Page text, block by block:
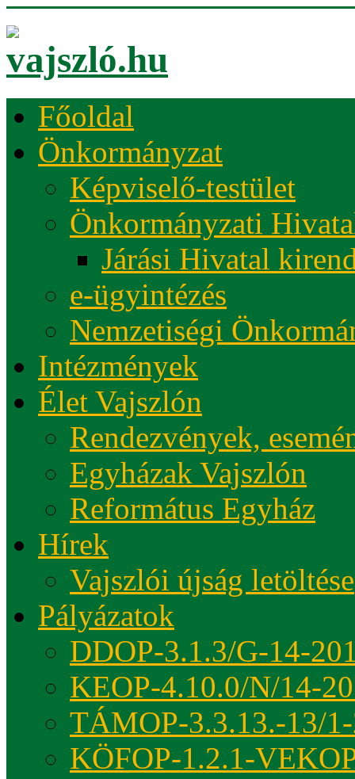
Főoldal
Önkormányzat
Képviselő-testület
Önkormányzati
Járási Hivatal
e-ügyintézés
Nemzetiségi
Intézmények
Élet Vajszlón
Rendezvények,
Egyházak Vajszlón
Református Egyház
Hírek
Vajszlói újság letöltése
Pályázatok
DDOP-3.1.3/G-14-
KEOP-4.10.0/N/14-
TÁMOP-3.3.13.-13/
KÖFOP-1.2.1-